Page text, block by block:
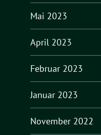
Mai 2023
April 2023
Februar 2023
Januar 2023
November 2022